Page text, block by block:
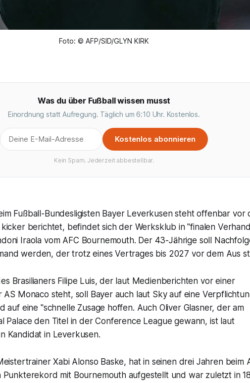
Foto: © AFP/SID/GLYN KIRK
Was du über Fußball wissen musst
Einordnung statt Aufregung. Täglich um 6:10 Uhr. Kostenlos.
Kostenlos abonnieren
Kein Spam. Jederzeit abbestellbar.
Fußball-Bundesligisten Bayer Leverkusen steht offenbar vor
kicker berichtet, befindet sich der Werksklub in "finalen
Iraola vom AFC Bournemouth. Der 43-Jährige soll
werden, der trotz eines Vertrages bis 2027 vor dem Aus
Brasilianers Filipe Luis, der laut Medienberichten vor einer
Monaco steht, soll Bayer auch laut Sky auf eine
auf eine "schnelle Zusage hoffen. Auch Oliver Glasner, der am
Palace den Titel in der Conference League gewann, ist laut
Kandidat in Leverkusen.
Xabi Alonso Baske, hat in seinen drei Jahren beim
Punkterekord mit Bournemouth aufgestellt und war zuletzt in 18